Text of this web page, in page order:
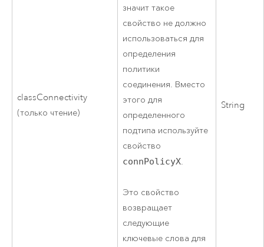
classConnectivity
(только чтение)
значит такое
свойство не должно
использоваться для
определения
политики
соединения. Вместо
этого для
определенного
подтипа используйте
свойство
connPolicyX.
Это свойство
возвращает
следующие
ключевые слова для
String